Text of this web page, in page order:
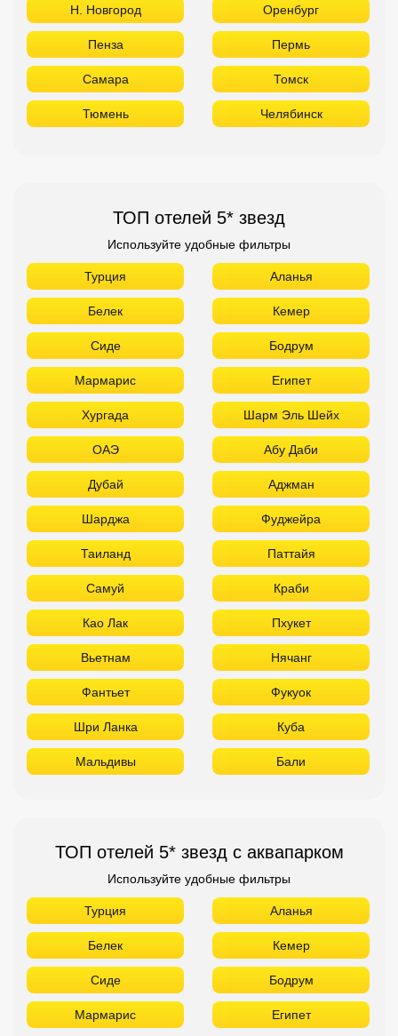
Н. Новгород Оренбург
Пенза Пермь
Самара Томск
Тюмень Челябинск
ТОП отелей 5* звезд
Используйте удобные фильтры
Турция Аланья
Белек Кемер
Сиде Бодрум
Мармарис Египет
Хургада Шарм Эль Шейх
ОАЭ Абу Даби
Дубай Аджман
Шарджа Фуджейра
Таиланд Паттайя
Самуй Краби
Као Лак Пхукет
Вьетнам Нячанг
Фантьет Фукуок
Шри Ланка Куба
Мальдивы Бали
ТОП отелей 5* звезд с аквапарком
Используйте удобные фильтры
Турция Аланья
Белек Кемер
Сиде Бодрум
Мармарис Египет